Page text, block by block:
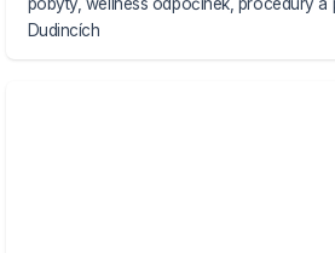
Dudincích